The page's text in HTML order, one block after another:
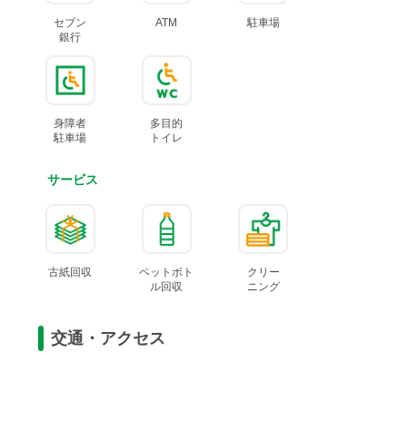
セブン
銀行
ATM 駐車場
身障者
駐車場
多目的
トイレ
サービス
古紙回収
ペットボト
ル回収
クリー
ニング
交通・アクセス